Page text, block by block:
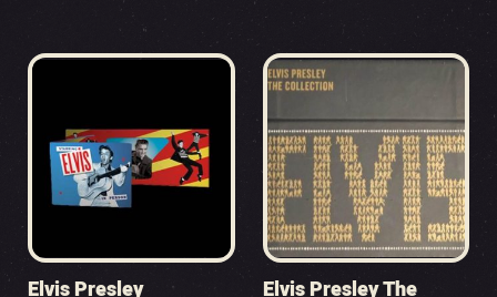
Elvis Presley Elvis Presley The